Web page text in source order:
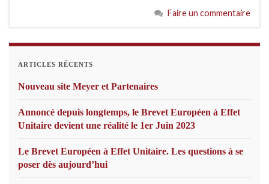
Faire un commentaire
ARTICLES RÉCENTS
Nouveau site Meyer et Partenaires
Annoncé depuis longtemps, le Brevet Européen à Effet
Unitaire devient une réalité le 1er Juin 2023
Le Brevet Européen à Effet Unitaire. Les questions à se
poser dès aujourd’hui